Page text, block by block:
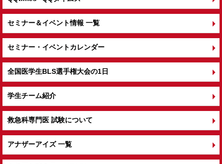
セミナー＆イベント情報 一覧
セミナー・イベントカレンダー
全国医学生BLS選手権大会の1日
学生チーム紹介
救急科専門医 試験について
アナザーアイズ 一覧